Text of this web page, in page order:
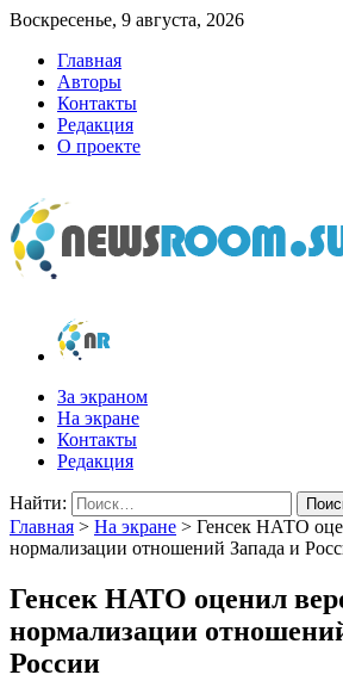
Воскресенье, 9 августа, 2026
Главная
Авторы
Контакты
Редакция
О проекте
newsroom.su
Новости о новостях
За экраном
На экране
Контакты
Редакция
Найти:
Главная > На экране > Генсек НАТО
нормализации отношений Запада и
Генсек НАТО оценил
нормализации
России